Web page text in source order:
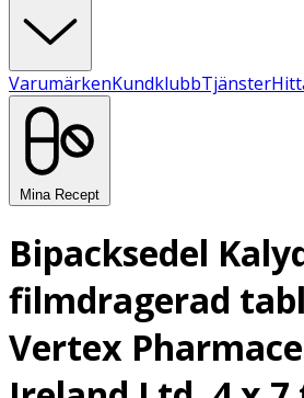
VarumärkenKundklubbTjänster
Mina Recept
Bipacksedel
filmdragerad
Vertex